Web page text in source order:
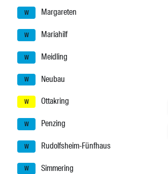
W Margareten
W Mariahilf
W Meidling
W Neubau
W Ottakring
W Penzing
W Rudolfsheim-Fünfhaus
W Simmering